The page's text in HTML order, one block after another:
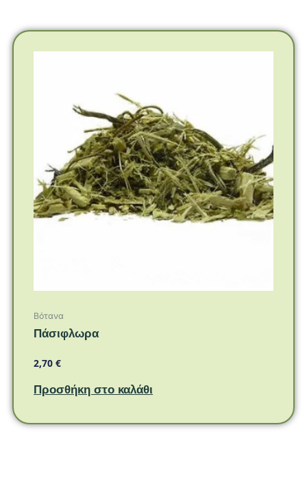
Βότανα
Πάσιφλωρα
2,70€
Προσθήκη στο καλάθι